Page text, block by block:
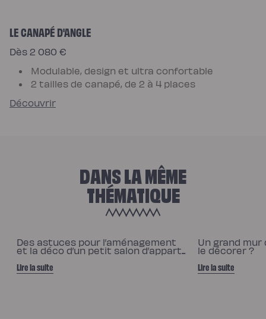
LE CANAPÉ D'ANGLE
Dès 2 080 €
Modulable, design et ultra confortable
2 tailles de canapé, de 2 à 4 places
Découvrir
DANS LA MÊME
THÉMATIQUE
Des astuces pour l’aménagement
et la déco d’un petit salon d’appart...
Lire la suite
Un grand mur
le décorer ?
Lire la suite